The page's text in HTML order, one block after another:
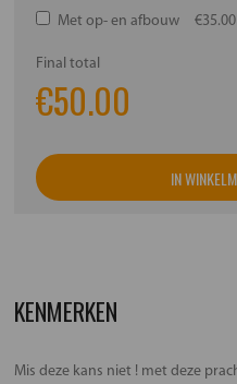
Met op- en afbouw
€35.00
Final total
€50.00
IN
KENMERKEN
Mis deze kans niet ! met deze